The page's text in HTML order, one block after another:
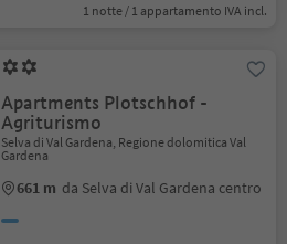
1 notte / 1 appartamento IVA incl.
Apartments Plotschhof -
Agriturismo
Selva di Val Gardena, Regione dolomitica Val
Gardena
661 m da Selva di Val Gardena centro